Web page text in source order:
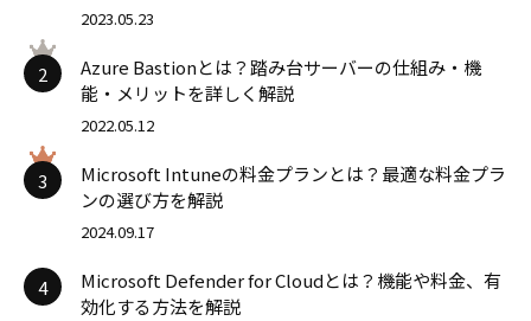
2023.05.23
2
Azure Bastionとは？踏み台サーバーの仕組み・機
能・メリットを詳しく解説
2022.05.12
3
Microsoft Intuneの料金プランとは？最適な料金プラ
ンの選び方を解説
2024.09.17
4
Microsoft Defender for Cloudとは？機能や料金、有
効化する方法を解説